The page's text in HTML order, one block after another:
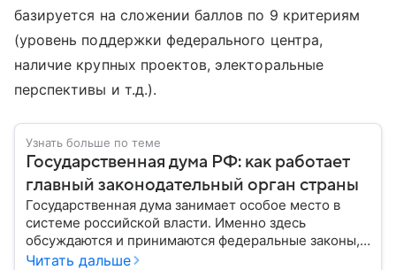
базируется на сложении баллов по 9 критериям
(уровень поддержки федерального центра,
наличие крупных проектов, электоральные
перспективы и т.д.).
Узнать больше по теме
Государственная дума РФ: как работает
главный законодательный орган страны
Государственная дума занимает особое место в
системе российской власти. Именно здесь
обсуждаются и принимаются федеральные законы,
определяющие развитие государства, экономики и
Читать дальше